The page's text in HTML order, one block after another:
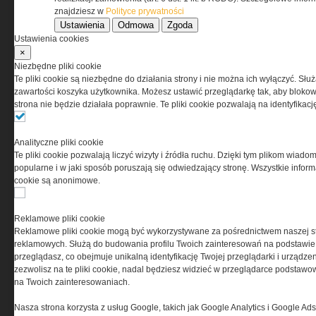
Korzystanie z portalu jest równoznaczne
przez Grupa MEDIUM Spółka z ograniczoną
odpowiedzialnością Spółka komandytowa, nr KRS:
0000537655, NIP 1132860378, REGON 146393437
(zwana dalej Grupa MEDIUM) w postaci Regulaminu.
Ta witryna wykorzystuje pliki cookies do przechowywania
informacji na Twoim komputerze. Pliki cookies stosujemy
w celu świadczenia usług na najwyższym poziomie,
w tym w sposób dostosowany do indywidualnych potrzeb.
cookies oznacza, że będą one zamieszczane w Twoim
znajdziesz w Polityce prywatności
Ustawienia Odmowa Zgoda
Ustawienia cookies
×
Niezbędne pliki cookie
Te pliki cookie są niezbędne do działania strony i nie można ich wyłączyć.
zawartości koszyka użytkownika. Możesz ustawić przeglądarkę tak, aby
strona nie będzie działała poprawnie. Te pliki cookie pozwalają na
Analityczne pliki cookie
Te pliki cookie pozwalają liczyć wizyty i źródła ruchu. Dzięki tym plikom
popularne i w jaki sposób poruszają się odwiedzający stronę. Wszystkie
cookie są anonimowe.
Reklamowe pliki cookie
Reklamowe pliki cookie mogą być wykorzystywane za pośrednictwem naszej
reklamowych. Służą do budowania profilu Twoich zainteresowań na
przeglądasz, co obejmuje unikalną identyfikację Twojej przeglądarki i
zezwolisz na te pliki cookie, nadal będziesz widzieć w przeglądarce
na Twoich zainteresowaniach.
Nasza strona korzysta z usług Google, takich jak Google Analytics i Google